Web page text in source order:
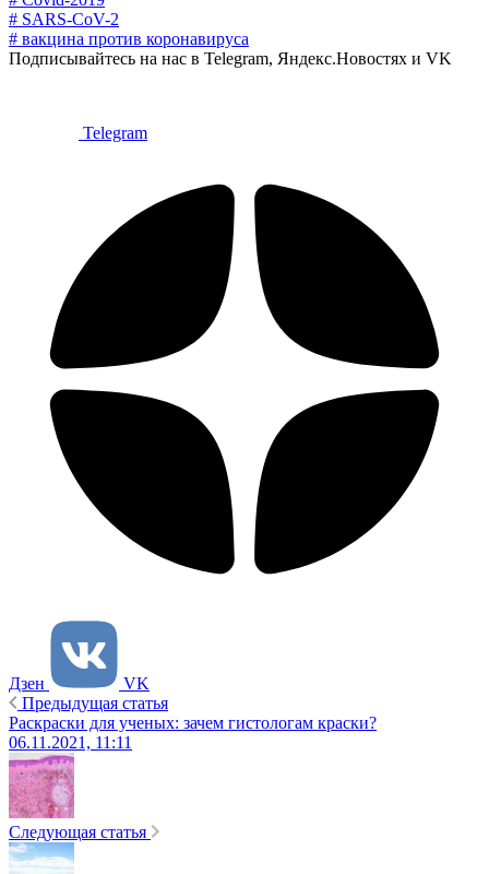
# SARS-CoV-2
# вакцина против коронавируса
Подписывайтесь на нас в Telegram, Яндекс.Новостях и VK
Telegram
Дзен
VK
Предыдущая статья
Раскраски для ученых: зачем гистологам краски?
06.11.2021, 11:11
Следующая статья